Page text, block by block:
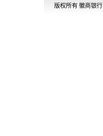
版权所有 徽商银行